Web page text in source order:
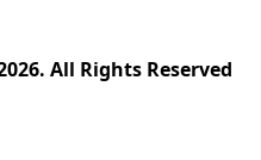
. All Rights Reserved